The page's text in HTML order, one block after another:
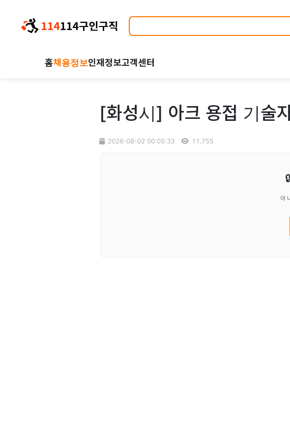
홈채용정보인재정보고객센터
[화성시] 아크 용접 기술
2026-08-02 00:05:33 11,755
이